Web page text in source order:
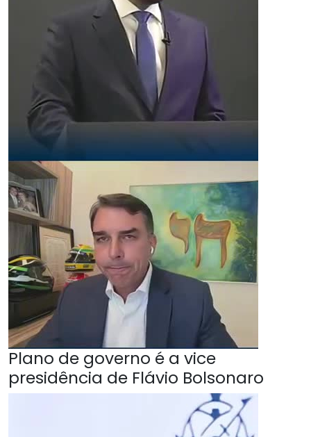
Plano de governo é a vice
presidência de Flávio Bolsonaro